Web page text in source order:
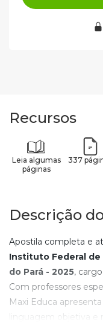
Recursos
Leia algumas
páginas
337
Descrição
Apostila completa e
Instituto Federal de
do Pará - 2025, cargo
Com professores
Maxi Educa
linguagem objetiva e